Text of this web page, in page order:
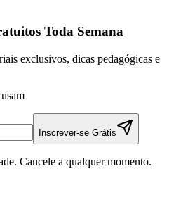
Toda Semana
exclusivos, dicas pedagógicas e
Inscrever-se Grátis
Cancele a qualquer momento.